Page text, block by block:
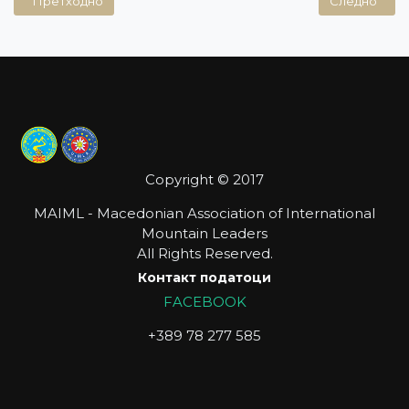
Copyright © 2017
MAIML - Macedonian Association of International
Mountain Leaders
All Rights Reserved.
Контакт податоци
FACEBOOK
+389 78 277 585